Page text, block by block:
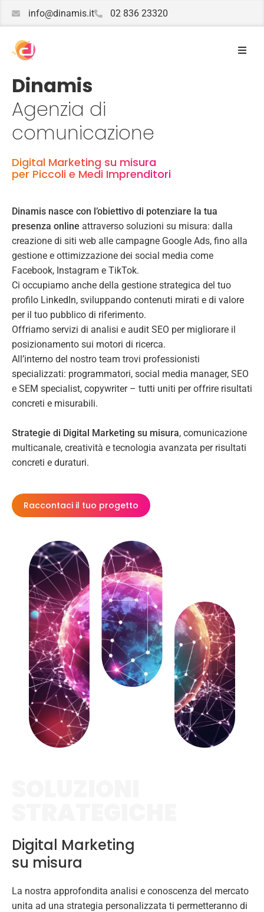
info@dinamis.it 02 836 23320
Dinamis
Agenzia di
comunicazione
Digital Marketing su misura
per Piccoli e Medi Imprenditori
Dinamis nasce con l’obiettivo di potenziare la tua
presenza online attraverso soluzioni su misura: dalla
creazione di siti web alle campagne Google Ads, fino alla
gestione e ottimizzazione dei social media come
Facebook, Instagram e TikTok.
Ci occupiamo anche della gestione strategica del tuo
profilo LinkedIn, sviluppando contenuti mirati e di valore
per il tuo pubblico di riferimento.
Offriamo servizi di analisi e audit SEO per migliorare il
posizionamento sui motori di ricerca.
All’interno del nostro team trovi professionisti
specializzati: programmatori, social media manager, SEO
e SEM specialist, copywriter – tutti uniti per offrire risultati
concreti e misurabili.
Strategie di Digital Marketing su misura, comunicazione
multicanale, creatività e tecnologia avanzata per risultati
concreti e duraturi.
Raccontaci il tuo progetto
Digital Marketing
su misura
La nostra approfondita analisi e conoscenza del mercato
unita ad una strategia personalizzata ti permetteranno di